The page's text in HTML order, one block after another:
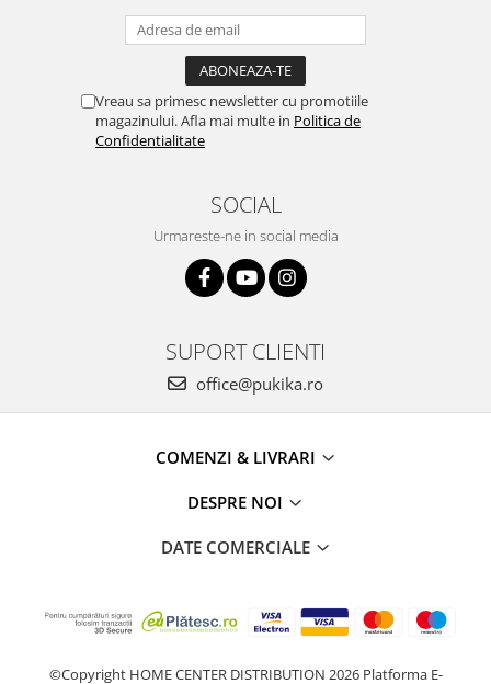
Vreau sa primesc newsletter cu promotiile
magazinului. Afla mai multe in Politica de
Confidentialitate
SOCIAL
Urmareste-ne in social media
SUPORT CLIENTI
office@pukika.ro
COMENZI & LIVRARI
DESPRE NOI
DATE COMERCIALE
©Copyright HOME CENTER DISTRIBUTION 2026 Platforma E-